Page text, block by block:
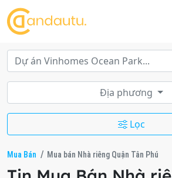
Địa phương
Lọc
Mua Bán Mua bán Nhà riêng Quận Tân Phú